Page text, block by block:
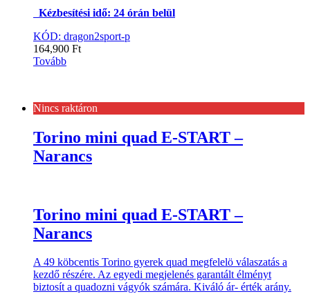
Kézbesítési idő: 24 órán belül
KÓD: dragon2sport-p
164,900 Ft
Tovább
Nincs raktáron
Torino mini quad E-START –
Narancs
Torino mini quad E-START –
Narancs
A 49 köbcentis Torino gyerek quad megfelelö válaszatás a
kezdő részére. Az egyedi megjelenés garantált élményt
biztosít a quadozni vágyók számára. Kiváló ár- érték arány.